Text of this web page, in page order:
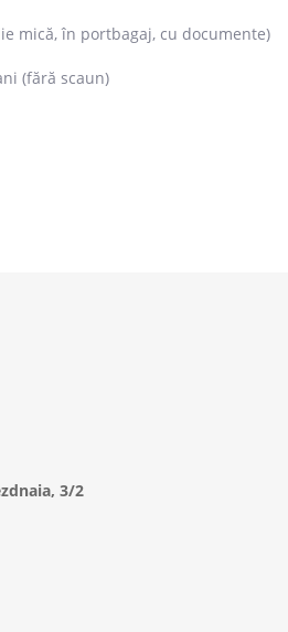
mică, în portbagaj, cu documente)
(fără scaun)
3/2